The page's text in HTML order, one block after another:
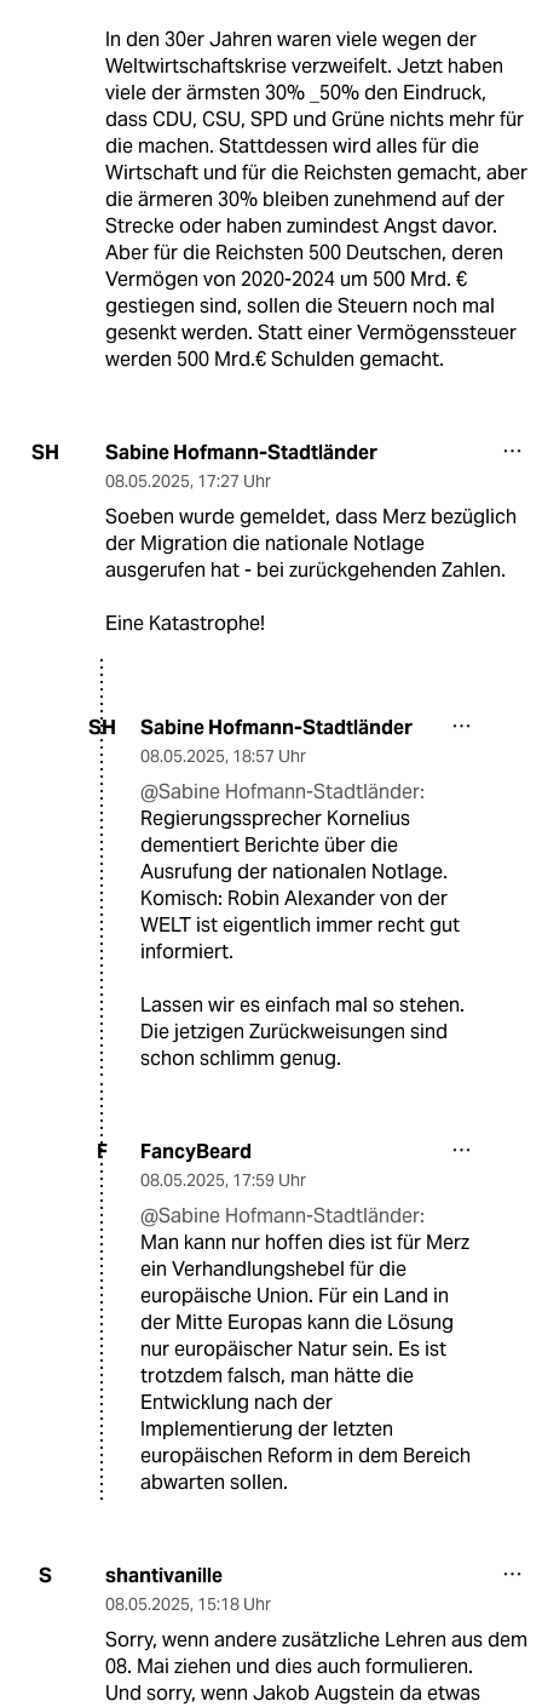
In den 30er Jahren waren viele wegen der
Weltwirtschaftskrise verzweifelt. Jetzt haben
viele der ärmsten 30% _50% den Eindruck,
dass CDU, CSU, SPD und Grüne nichts mehr für
die machen. Stattdessen wird alles für die
Wirtschaft und für die Reichsten gemacht, aber
die ärmeren 30% bleiben zunehmend auf der
Strecke oder haben zumindest Angst davor.
Aber für die Reichsten 500 Deutschen, deren
Vermögen von 2020-2024 um 500 Mrd. €
gestiegen sind, sollen die Steuern noch mal
gesenkt werden. Statt einer Vermögenssteuer
werden 500 Mrd.€ Schulden gemacht.
SH Sabine Hofmann-Stadtländer
08.05.2025, 17:27 Uhr
Soeben wurde gemeldet, dass Merz bezüglich
der Migration die nationale Notlage
ausgerufen hat - bei zurückgehenden Zahlen.
Eine Katastrophe!
SH Sabine Hofmann-Stadtländer
08.05.2025, 18:57 Uhr
@Sabine Hofmann-Stadtländer:
Regierungssprecher Kornelius
dementiert Berichte über die
Ausrufung der nationalen Notlage.
Komisch: Robin Alexander von der
WELT ist eigentlich immer recht gut
informiert.
Lassen wir es einfach mal so stehen.
Die jetzigen Zurückweisungen sind
schon schlimm genug.
F FancyBeard
08.05.2025, 17:59 Uhr
@Sabine Hofmann-Stadtländer:
Man kann nur hoffen dies ist für Merz
ein Verhandlungshebel für die
europäische Union. Für ein Land in
der Mitte Europas kann die Lösung
nur europäischer Natur sein. Es ist
trotzdem falsch, man hätte die
Entwicklung nach der
Implementierung der letzten
europäischen Reform in dem Bereich
abwarten sollen.
S shantivanille
08.05.2025, 15:18 Uhr
Sorry, wenn andere zusätzliche Lehren aus dem
08. Mai ziehen und dies auch formulieren.
Und sorry, wenn Jakob Augstein da etwas